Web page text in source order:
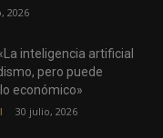
2026
inteligencia artificial
pero puede
económico»
30 julio, 2026